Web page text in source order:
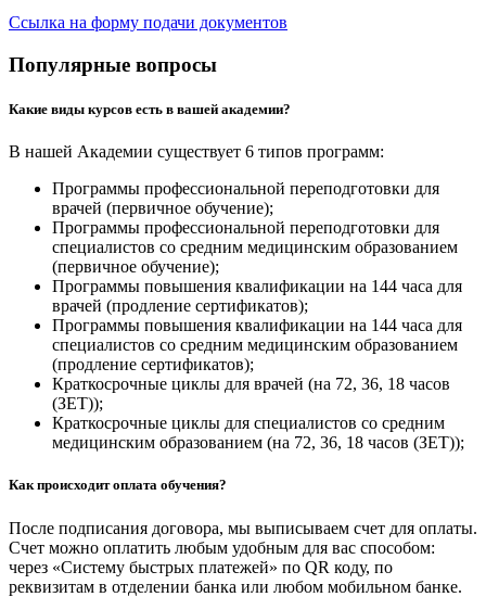
Ссылка на форму подачи документов
Популярные вопросы
Какие виды курсов есть в вашей академии?
В нашей Академии существует 6 типов программ:
Программы профессиональной переподготовки для
врачей (первичное обучение);
Программы профессиональной переподготовки для
специалистов со средним медицинским образованием
(первичное обучение);
Программы повышения квалификации на 144 часа для
врачей (продление сертификатов);
Программы повышения квалификации на 144 часа для
специалистов со средним медицинским образованием
(продление сертификатов);
Краткосрочные циклы для врачей (на 72, 36, 18 часов
(ЗЕТ));
Краткосрочные циклы для специалистов со средним
медицинским образованием (на 72, 36, 18 часов (ЗЕТ));
Как происходит оплата обучения?
После подписания договора, мы выписываем счет для оплаты.
Счет можно оплатить любым удобным для вас способом:
через «Систему быстрых платежей» по QR коду, по
реквизитам в отделении банка или любом мобильном банке.